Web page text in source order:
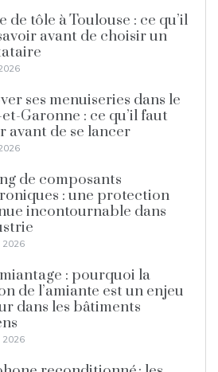
de tôle à Toulouse : ce qu’il
avant de choisir un
ses menuiseries dans le
Garonne : ce qu’il faut
avant de se lancer
de composants
: une protection
incontournable dans
2026
: pourquoi la
de l’amiante est un enjeu
dans les bâtiments
2026